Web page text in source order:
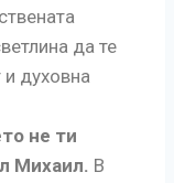
да те
духовна
не ти
Михаил. В